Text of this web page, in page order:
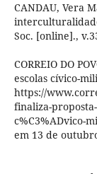
CANDAU, Vera
Soc. [online].,
CORREIO DO
escolas cívico-
https://
finaliza-
c%C3%ADvico-
em 13 de